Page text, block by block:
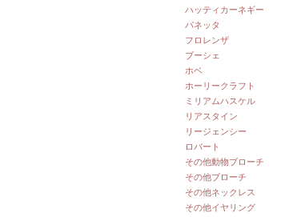
ハッティカーネギー
パネッタ
フロレンザ
ブーシェ
ホベ
ホーリークラフト
ミリアムハスケル
リアスタイン
リージェンシー
ロバート
その他動物ブローチ
その他ブローチ
その他ネックレス
その他イヤリング